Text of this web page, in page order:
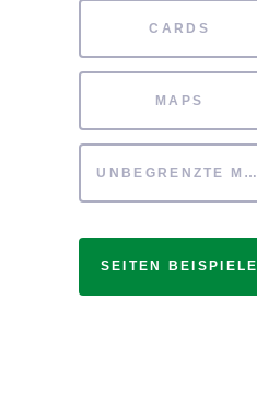
CARDS
MAPS
UNBEGRENZTE MÖGLICHKEITEN
SEITEN BEISPIELE